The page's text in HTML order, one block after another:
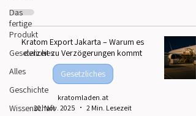
Das
fertige
Produkt
Gesetzliches
Alles
Geschichte
Wissenschaft
Kratom Export Jakarta – Warum es
derzeit zu Verzögerungen kommt
Gesetzliches
kratomladen.at
20. Nov. 2025
2 Min. Lesezeit